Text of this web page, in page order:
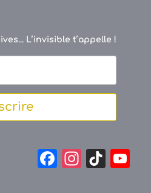
L’invisible t’appelle !
F
In
Ti